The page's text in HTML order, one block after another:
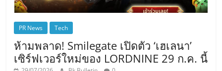
PR News Tech
ห้ามพลาด! Smilegate เปิดตัว ‘เฮเลนา’
เซิร์ฟเวอร์ใหม่ของ LORDNINE 29 ก.ค. นี้